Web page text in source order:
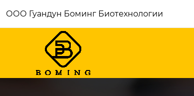
ООО Гуандун Боминг Биотехнологии